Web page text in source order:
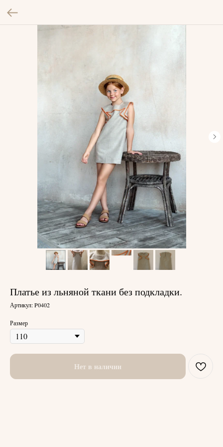
Платье из льняной ткани без подкладки.
Артикул:P0402
Размер
Нет в наличии